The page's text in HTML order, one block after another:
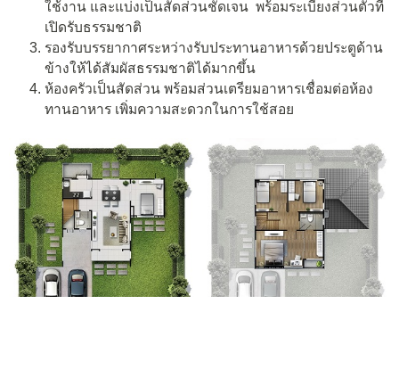
ใช้งาน และแบ่งเป็นสัดส่วนชัดเจน พร้อมระเบียงส่วนตัวที่
เปิดรับธรรมชาติ
รองรับบรรยากาศระหว่างรับประทานอาหารด้วยประตูด้าน
ข้างให้ได้สัมผัสธรรมชาติได้มากขึ้น
ห้องครัวเป็นสัดส่วน พร้อมส่วนเตรียมอาหารเชื่อมต่อห้อง
ทานอาหาร เพิ่มความสะดวกในการใช้สอย